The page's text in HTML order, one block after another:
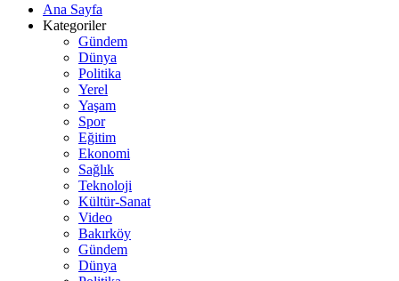
Ana Sayfa
Kategoriler
Gündem
Dünya
Politika
Yerel
Yaşam
Spor
Eğitim
Ekonomi
Sağlık
Teknoloji
Kültür-Sanat
Video
Bakırköy
Gündem
Dünya